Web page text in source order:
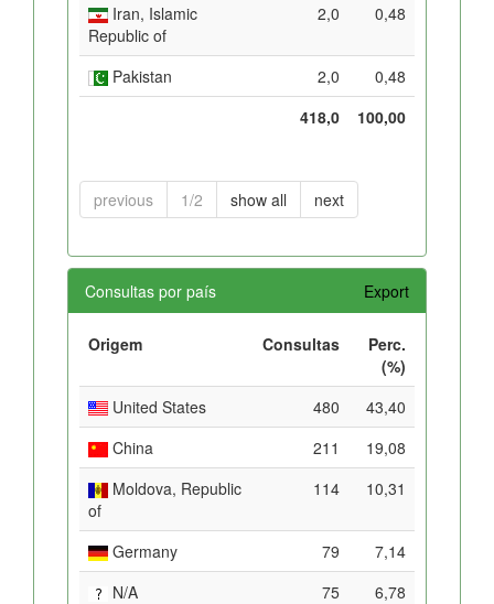
Iran, Islamic
Republic of
2,0 0,48
Pakistan 2,0
0,48
418,0
100,00
previous 1/2 show all next
Consultas por país Export
Origem Consultas
Perc.
(%)
United States
480
43,40
China
211
19,08
Moldova, Republic
of
114 10,31
Germany 79
7,14
N/A
75
6,78